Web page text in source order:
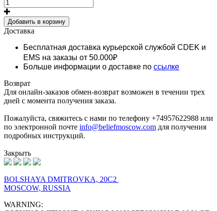
Добавить в корзину
Доставка
Бесплатная доставка курьерской службой CDEK и
EMS на заказы от 50.000₽
Больше информации о доставке по ссылке
Возврат
Для онлайн-заказов обмен-возврат возможен в течении трех
дней с момента получения заказа.
Пожалуйста, свяжитесь с нами по телефону +74957622988 или
по электронной почте info@beliefmoscow.com для получения
подробных инструкций.
Закрыть
BOLSHAYA DMITROVKA, 20C2
MOSCOW, RUSSIA
WARNING: